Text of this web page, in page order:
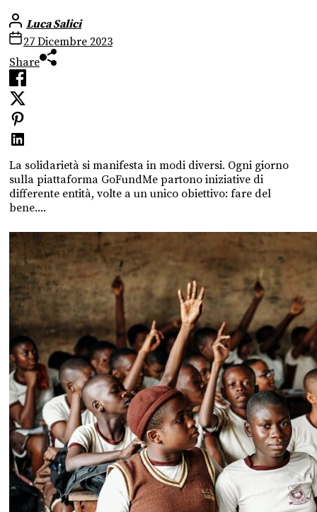
Luca Salici
27 Dicembre 2023
Share
La solidarietà si manifesta in modi diversi. Ogni giorno
sulla piattaforma GoFundMe partono iniziative di
differente entità, volte a un unico obiettivo: fare del
bene....